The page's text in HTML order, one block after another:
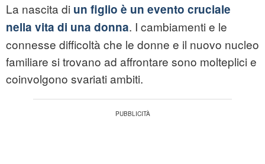
La nascita di un figlio è un evento cruciale
nella vita di una donna. I cambiamenti e le
connesse difficoltà che le donne e il nuovo nucleo
familiare si trovano ad affrontare sono molteplici e
coinvolgono svariati ambiti.